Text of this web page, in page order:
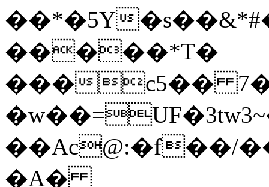
��*�5Y
�����*T�
���c5��
��Ac@:�f��/
�A�